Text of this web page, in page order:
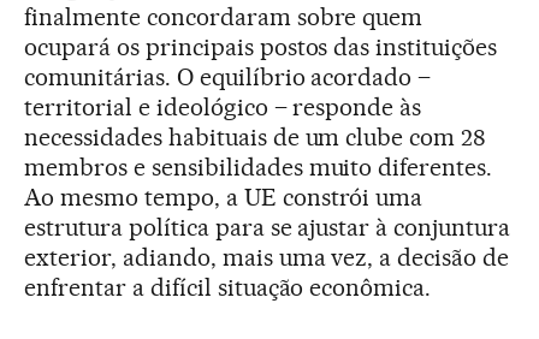
finalmente concordaram sobre quem
ocupará os principais postos das instituições
comunitárias. O equilíbrio acordado –
territorial e ideológico – responde às
necessidades habituais de um clube com 28
membros e sensibilidades muito diferentes.
Ao mesmo tempo, a UE constrói uma
estrutura política para se ajustar à conjuntura
exterior, adiando, mais uma vez, a decisão de
enfrentar a difícil situação econômica.